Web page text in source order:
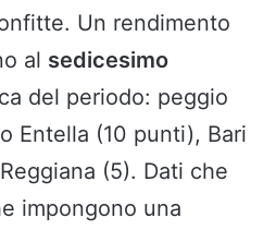
Un rendimento
al sedicesimo
del periodo: peggio
Entella (10 punti), Bari
(5). Dati che
impongono una